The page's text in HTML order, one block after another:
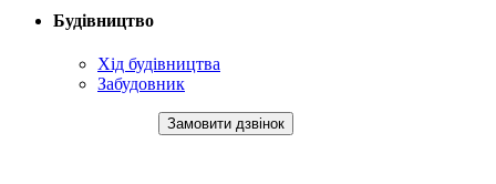
Будівництво
Хід будівництва
Забудовник
Замовити дзвінок